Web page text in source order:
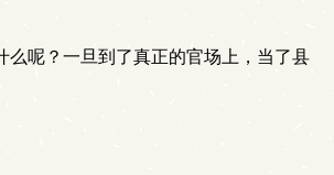
呢？一旦到了真正的官场上，当了县